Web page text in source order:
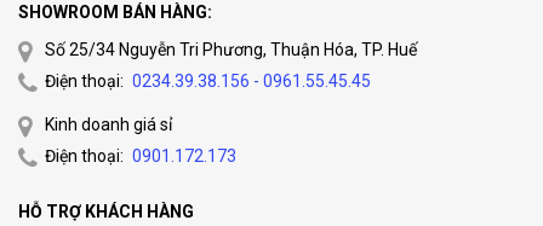
SHOWROOM BÁN HÀNG:
Số 25/34 Nguyễn Tri Phương, Thuận Hóa, TP. Huế
Điện thoại: 0234.39.38.156 - 0961.55.45.45
Kinh doanh giá sỉ
Điện thoại: 0901.172.173
HỖ TRỢ KHÁCH HÀNG